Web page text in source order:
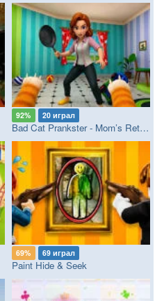
92% 20 играл
Bad Cat Prankster - Mom’s Return
69% 69 играл
Paint Hide & Seek